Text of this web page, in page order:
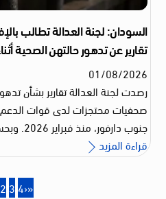
السودان: لجنة العدالة تطالب
تقارير عن تدهور حالتهن الصحية
01/08/2026
رصدت لجنة العدالة تقارير بشأن
صحفيات محتجزات لدى قوات الدعم
جنوب دارفور، منذ فبراير 2026. وبحسب […]
قراءة المزيد
2 34›»